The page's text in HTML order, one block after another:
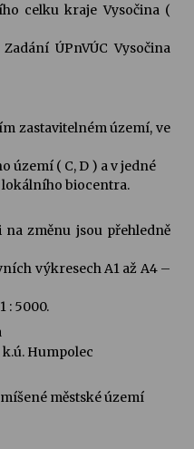
celku kraje Vysočina (
ÚPnVÚC Vysočina
zastavitelném území, ve
území ( C, D ) a v jedné
biocentra.
změnu jsou přehledně
výkresech A1 až A4 –
: 5000.
Humpolec
městské území